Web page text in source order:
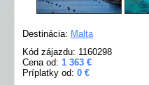
Destinácia: Malta
Kód zájazdu: 1160298
Cena od: 1 363 €
Príplatky od: 0 €